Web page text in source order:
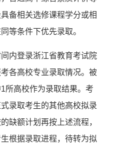
备相关选修课程学分或相
等条件下优先录取。
内登录浙江省教育考试院
各高校专业录取情况。被
1所高校作为录取结果。考
录取考生的其他高校拟录
的缺额计划再按上述流程，
根据录取进程， 待转为拟